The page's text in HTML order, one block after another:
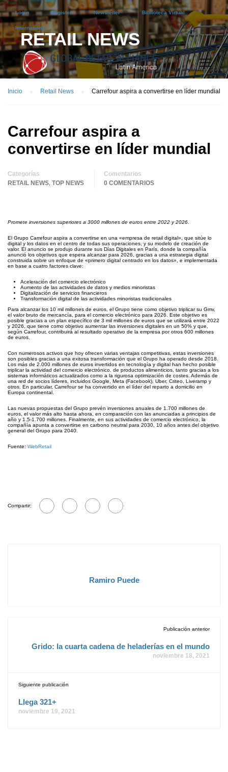
Login Register Newsletter Biblioteca Virtual
International
RETAIL NEWS
Inicio Retail News Carrefour aspira a convertirse en líder mundial
Carrefour aspira a
convertirse en líder mundial
Categorías
RETAIL NEWS TOP NEWS
Comentarios
0 COMENTARIOS
Promete inversiones superiores a 3000 millones de euros entre 2022 y 2026.
El Grupo Carrefour aspira a convertirse en una «empresa de retail digital», que sitúe lo
digital y los datos en el centro de todas sus operaciones, y su modelo de creación de
valor. El anuncio se produjo durante sus Días Digitales en París, donde la compañía
anunció los objetivos que espera alcanzar para 2026, gracias a una estrategia digital
construida sobre un enfoque de «primero digital centrado en los datos», e implementada
en base a cuatro factores clave:
Aceleración del comercio electrónico
Aumento de las actividades de datos y medios minoristas
Digitalización de servicios financieros
Transformación digital de las actividades minoristas tradicionales
Para alcanzar los 10 mil millones de euros, el Grupo tiene como objetivo triplicar su Gmv,
el valor bruto de mercancía, para el comercio electrónico para 2026. Este objetivo es
posible gracias a un plan específico de 3 mil millones de euros que se utilizará entre 2022
y 2026, que tiene como objetivo aumentar las inversiones digitales en un 50% y que,
según Carrefour, contribuirá al resultado operativo de la empresa por otros 600 millones
de euros.
Con numerosos activos que hoy ofrecen varias ventajas competitivas, estas inversiones
son posibles gracias a una exitosa transformación que el Grupo ha operado desde 2018.
Los más de 2.000 millones de euros invertidos en tecnología y digital han hecho posible
triplicar la actividad del comercio electrónico. de productos alimenticios, tanto gracias a los
sistemas informáticos actualizados como a la rigurosa optimización de costes. Además de
una red de socios líderes, incluidos Google, Meta (Facebook), Uber, Criteo, Liveramp y
otros. En particular, Carrefour se ha convertido en el líder del reparto a domicilio en
Europa continental.
Las nuevas propuestas del Grupo prevén inversiones anuales de 1.700 millones de
euros, el valor más alto hasta ahora, en comparación con las anunciadas a principios de
año y 1.5-1.700 millones. Finalmente, en sus actividades de comercio electrónico, la
compañía apunta a convertirse en carbono neutral para 2030, 10 años antes del objetivo
general del Grupo para 2040.
Fuente: WebRetail
Compartir:
Ramiro Puede
Publicación anterior
Grido: la cuarta cadena de heladerías en el mundo
noviembre 18, 2021
Siguiente publicación
Llega 321+
noviembre 19, 2021